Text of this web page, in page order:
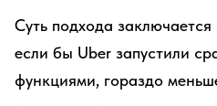
Суть подхода заключается
если бы Uber запустили
функциями, гораздо